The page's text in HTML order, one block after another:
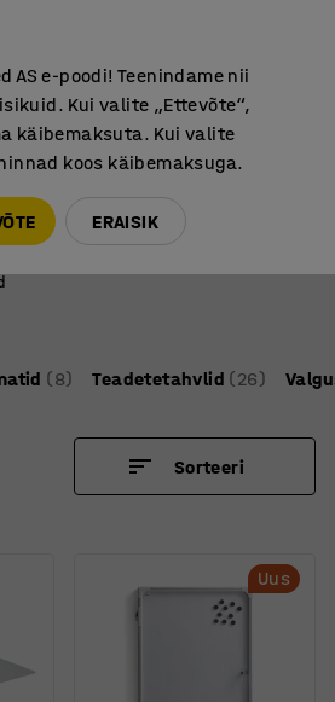
Kauba väljastamine Paneeli
Vaata lähemalt!
(8) Teadetetahvlid (26)
Sorteeri
Uus
AS e-poodi! Teenindame nii
Kui valite „Ettevõte“,
käibemaksuta. Kui valite
koos käibemaksuga.
ERAISIK